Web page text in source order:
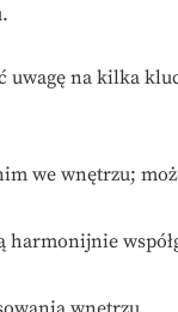
uwagę na kilka
we wnętrzu;